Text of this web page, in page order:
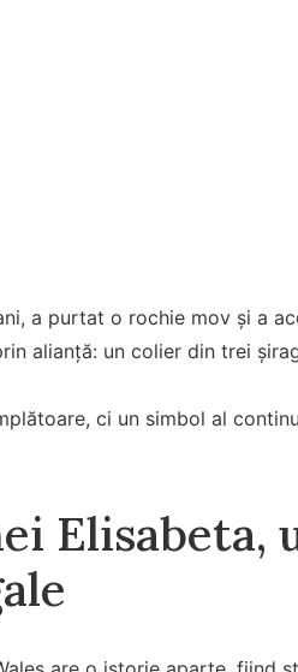
a purtat o rochie mov și a
alianță: un colier din trei
ci un simbol al
Elisabeta,